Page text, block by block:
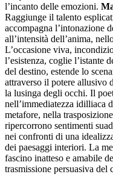
l’incanto delle emozioni.
Raggiunge il talento
accompagna l’intonazione
all’intensità dell’anima,
L’occasione viva,
l’esistenza, coglie l’istante
del destino, estende lo
attraverso il potere allusivo
la lusinga degli occhi. Il
nell’immediatezza idilliaca
metafore, nella
ripercorrono sentimenti
nei confronti di una
dei paesaggi interiori. La
fascino inatteso e amabile
trasmissione persuasiva del